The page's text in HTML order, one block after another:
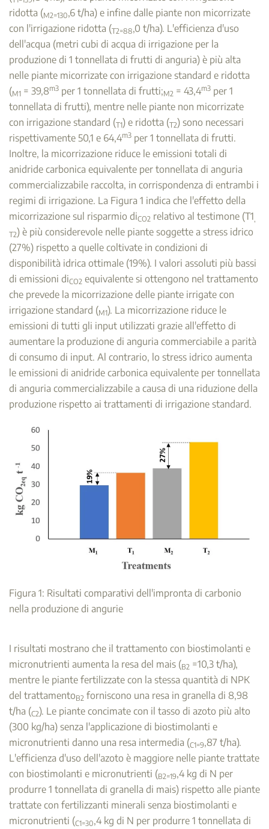
ridotta (M2=130,6 t/ha) e infine dalle piante non micorrizate
con l'irrigazione ridotta (T2=88,0 t/ha). L'efficienza d'uso
dell'acqua (metri cubi di acqua di irrigazione per la
produzione di 1 tonnellata di frutti di anguria) è più alta
nelle piante micorrizate con irrigazione standard e ridotta
(M1 = 39,8m3 per 1 tonnellata di frutti;M2 = 43,4m3 per 1
tonnellata di frutti), mentre nelle piante non micorrizate
con irrigazione standard (T1) e ridotta (T2) sono necessari
rispettivamente 50,1 e 64,4m3 per 1 tonnellata di frutti.
Inoltre, la micorrizazione riduce le emissioni totali di
anidride carbonica equivalente per tonnellata di anguria
commercializzabile raccolta, in corrispondenza di entrambi i
regimi di irrigazione. La Figura 1 indica che l'effetto della
micorrizazione sul risparmio diCO2 relativo al testimone (T1
T2) è più considerevole nelle piante soggette a stress idrico
(27%) rispetto a quelle coltivate in condizioni di
disponibilità idrica ottimale (19%). I valori assoluti più bassi
di emissioni diCO2 equivalente si ottengono nel trattamento
che prevede la micorrizazione delle piante irrigate con
irrigazione standard (M1). La micorrizazione riduce le
emissioni di tutti gli input utilizzati grazie all'effetto di
aumentare la produzione di anguria commerciabile a parità
di consumo di input. Al contrario, lo stress idrico aumenta
le emissioni di anidride carbonica equivalente per tonnellata
di anguria commercializzabile a causa di una riduzione della
produzione rispetto ai trattamenti di irrigazione standard.
Figura 1: Risultati comparativi dell'impronta di carbonio
nella produzione di angurie
I risultati mostrano che il trattamento con biostimolanti e
micronutrienti aumenta la resa del mais (B2 =10,3 t/ha),
mentre le piante fertilizzate con la stessa quantità di NPK
del trattamentoB2 forniscono una resa in granella di 8,98
t/ha (C2). Le piante concimate con il tasso di azoto più alto
(300 kg/ha) senza l'applicazione di biostimolanti e
micronutrienti danno una resa intermedia (C1=9,87 t/ha).
L'efficienza d'uso dell'azoto è maggiore nelle piante trattate
con biostimolanti e micronutrienti (B2=19,4 kg di N per
produrre 1 tonnellata di granella di mais) rispetto alle piante
trattate con fertilizzanti minerali senza biostimolanti e
micronutrienti (C1=30,4 kg di N per produrre 1 tonnellata di